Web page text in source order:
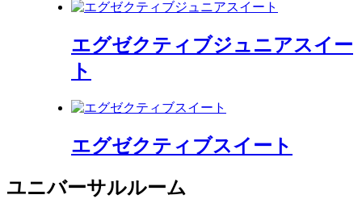
エグゼクティブジュニアスイー
ト
エグゼクティブスイート
ユニバーサルルーム